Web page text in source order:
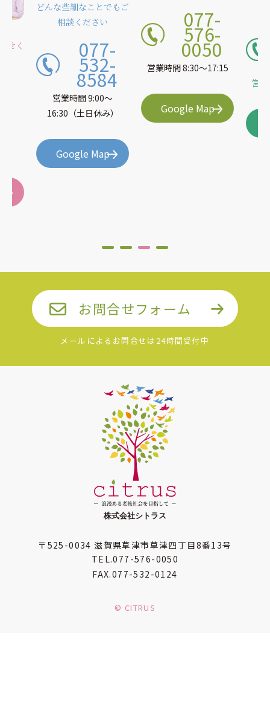
せく
どんな些細なことでもご
相談ください
077-
532-
8584
営業時間 9:00〜
16:30（土日休み）
Google Map
077-
576-
0050
営業時間 8:30〜17:15
Google Map
営
お問合せフォーム
メールによるお問合せは24時間受付中
〒525-0034滋賀県草津市草津四丁目8番13号
TEL.077-576-0050
FAX.077-532-0124
©︎ CITRUS